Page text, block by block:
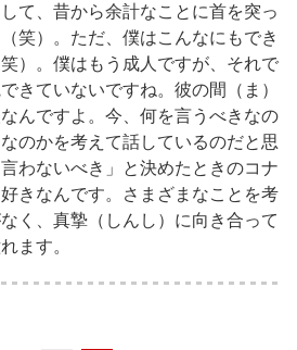
て、昔から余計なことに首を突っ
笑）。ただ、僕はこんなにもでき
）。僕はもう成人ですが、それで
きていないですね。彼の間（ま）
んですよ。今、何を言うべきなの
のかを考えて話しているのだと思
わないべき」と決めたときのコナ
きなんです。さまざまなことを考
く、真摯（しんし）に向き合って
ます。